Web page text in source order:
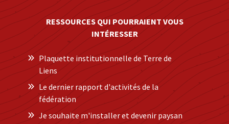
RESSOURCES QUI POURRAIENT VOUS
INTÉRESSER
Plaquette institutionnelle de Terre de
Liens
Le dernier rapport d'activités de la
fédération
Je souhaite m'installer et devenir paysan